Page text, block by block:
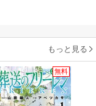
もっと見る
無料